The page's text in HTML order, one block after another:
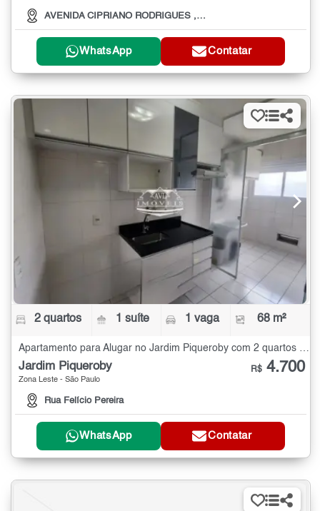
AVENIDA CIPRIANO RODRIGUES , 975
WhatsApp Contatar
2 quartos 1 suíte 1 vaga 68 m²
Jardim Piqueroby
Zona Leste - São Paulo
Rua Felício Pereira
R$ 4.700
WhatsApp Contatar